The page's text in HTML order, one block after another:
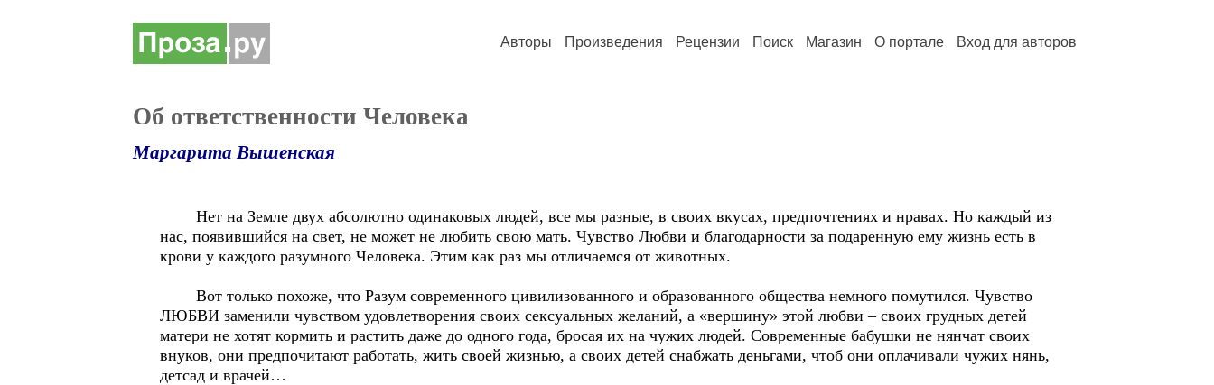
Авторы Произведения Рецензии Поиск Магазин О портале Вход для авторов
Об ответственности Человека
Маргарита Вышенская
Нет на Земле двух абсолютно одинаковых людей, все мы разные, в своих вкусах, предпочтениях и нравах. Но каждый из
нас, появившийся на свет, не может не любить свою мать. Чувство Любви и благодарности за подаренную ему жизнь есть в
крови у каждого разумного Человека. Этим как раз мы отличаемся от животных.
Вот только похоже, что Разум современного цивилизованного и образованного общества немного помутился. Чувство
ЛЮБВИ заменили чувством удовлетворения своих сексуальных желаний, а «вершину» этой любви – своих грудных детей
матери не хотят кормить и растить даже до одного года, бросая их на чужих людей. Современные бабушки не нянчат своих
внуков, они предпочитают работать, жить своей жизнью, а своих детей снабжать деньгами, чтоб они оплачивали чужих нянь,
детсад и врачей…